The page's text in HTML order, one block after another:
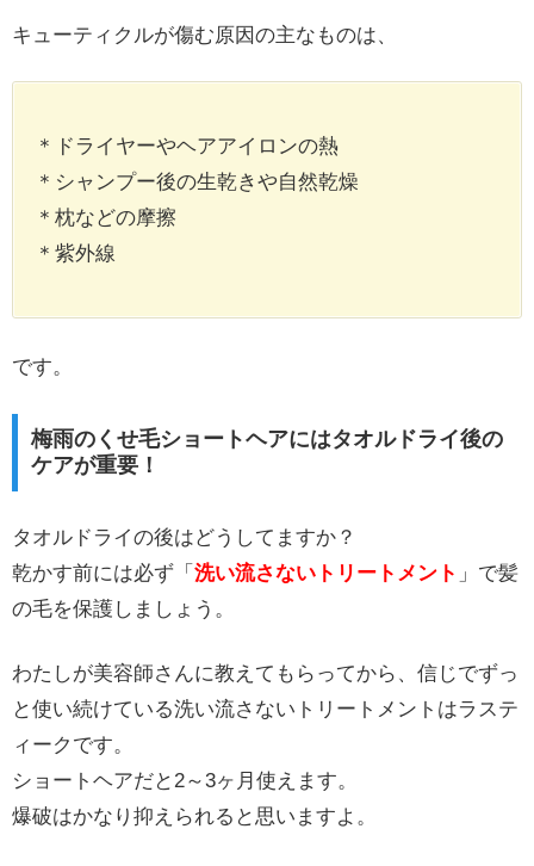
キューティクルが傷む原因の主なものは、
＊ドライヤーやヘアアイロンの熱
＊シャンプー後の生乾きや自然乾燥
＊枕などの摩擦
＊紫外線
です。
梅雨のくせ毛ショートヘアにはタオルドライ後の
ケアが重要！
タオルドライの後はどうしてますか？
乾かす前には必ず「 洗い流さないトリートメント 」で髪
の毛を保護しましょう。
わたしが美容師さんに教えてもらってから、信じでずっ
と使い続けている洗い流さないトリートメントはラステ
ィークです。
ショートヘアだと2～3ヶ月使えます。
爆破はかなり抑えられると思いますよ。